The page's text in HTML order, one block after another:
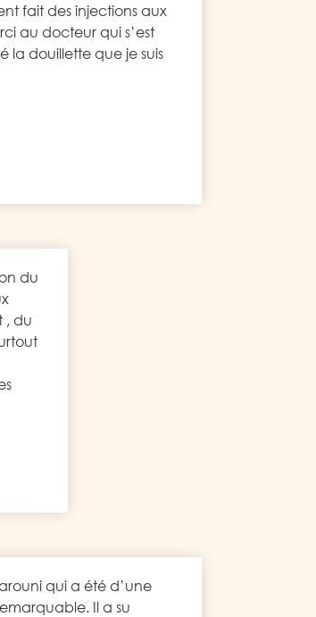
fait des injections aux
au docteur qui s’est
la douillette que je suis
du
, du
qui a été d’une
Il a su